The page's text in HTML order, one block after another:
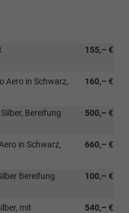
155,– €
160,– €
Aero in Schwarz,
500,– €
Bereifung
660,– €
in Schwarz,
100,– €
Bereifung
540,– €
mit